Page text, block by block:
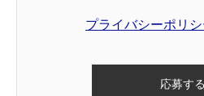
プライバシーポリシ